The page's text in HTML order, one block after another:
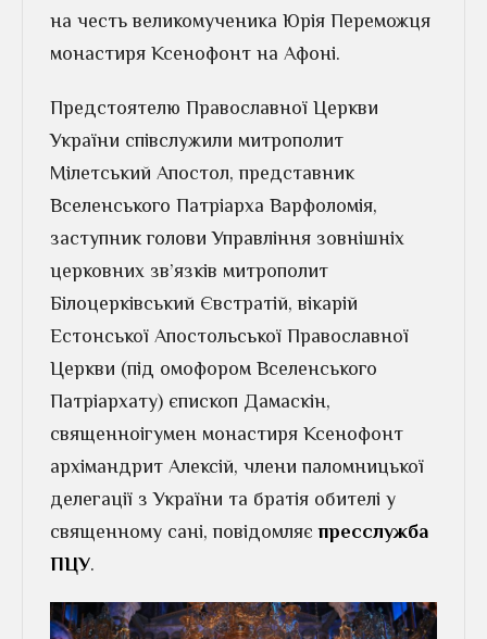
на честь великомученика Юрія Переможця
монастиря Ксенофонт на Афоні.
Предстоятелю Православної Церкви
України співслужили митрополит
Мілетський Апостол, представник
Вселенського Патріарха Варфоломія,
заступник голови Управління зовнішніх
церковних зв’язків митрополит
Білоцерківський Євстратій, вікарій
Естонської Апостольської Православної
Церкви (під омофором Вселенського
Патріархату) єпископ Дамаскін,
священноігумен монастиря Ксенофонт
архімандрит Алексій, члени паломницької
делегації з України та братія обителі у
священному сані, повідомляєпресслужба
ПЦУ.